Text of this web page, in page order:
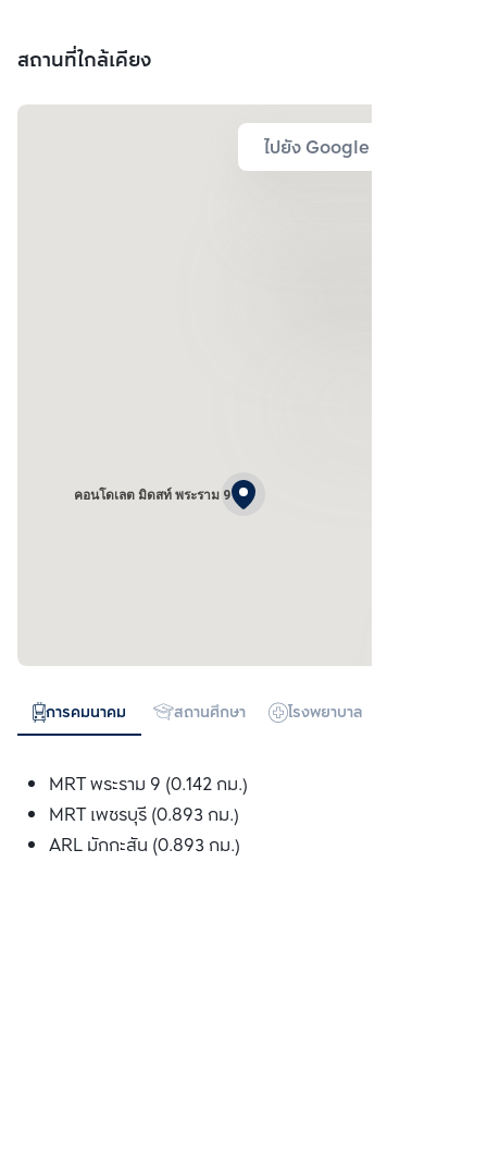
สถานที่ใกล้เคียง
ไปยัง Google Map
คอนโดเลต มิดสท์ พระราม 9
การคมนาคม สถานศึกษา โรงพยาบาล
MRT พระราม 9 (0.142 กม.)
MRT เพชรบุรี (0.893 กม.)
ARL มักกะสัน (0.893 กม.)